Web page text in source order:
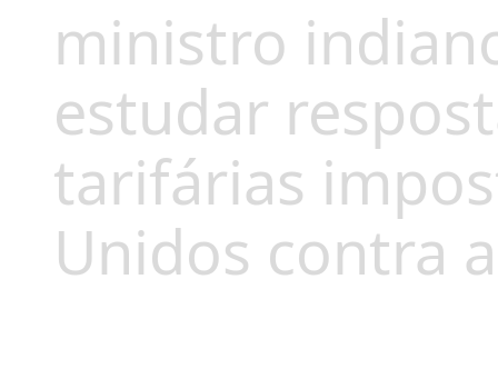
ministro
estudar
tarifárias
Unidos contra